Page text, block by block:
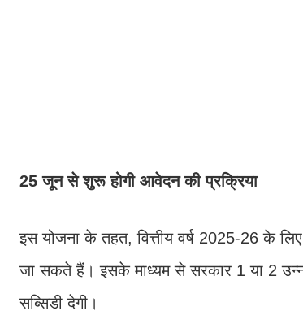
25 जून से शुरू होगी आवेदन की प्रक्रिया
इस योजना के तहत, वित्तीय वर्ष 2025-26
जा सकते हैं। इसके माध्यम से सरकार 1 या 2
सब्सिडी देगी।